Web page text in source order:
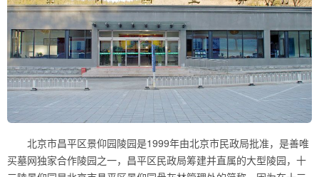
北京市昌平区景仰园陵园是1999年由北京市民政局批准，是善唯
买墓网独家合作陵园之一，昌平区民政局筹建并直属的大型陵园，十